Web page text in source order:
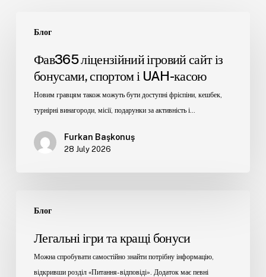
Блог
Фав365 ліцензійний ігровий сайт із
бонусами, спортом і UAH-касою
Новим гравцям також можуть бути доступні фріспіни, кешбек,
турнірні винагороди, місії, подарунки за активність і…
Furkan Başkonuş
28 July 2026
Блог
Легальні ігри та кращі бонуси
Можна спробувати самостійно знайти потрібну інформацію,
відкривши розділ «Питання-відповіді». Додаток має певні